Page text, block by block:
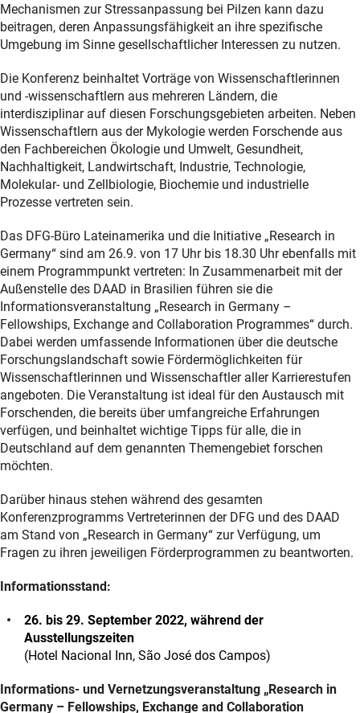
Mechanismen zur Stressanpassung bei Pilzen kann dazu
beitragen, deren Anpassungsfähigkeit an ihre spezifische
Umgebung im Sinne gesellschaftlicher Interessen zu nutzen.
Die Konferenz beinhaltet Vorträge von Wissenschaftlerinnen
und -wissenschaftlern aus mehreren Ländern, die
interdisziplinar auf diesen Forschungsgebieten arbeiten. Neben
Wissenschaftlern aus der Mykologie werden Forschende aus
den Fachbereichen Ökologie und Umwelt, Gesundheit,
Nachhaltigkeit, Landwirtschaft, Industrie, Technologie,
Molekular- und Zellbiologie, Biochemie und industrielle
Prozesse vertreten sein.
Das DFG-Büro Lateinamerika und die Initiative „Research in
Germany“ sind am 26.9. von 17 Uhr bis 18.30 Uhr ebenfalls mit
einem Programmpunkt vertreten: In Zusammenarbeit mit der
Außenstelle des DAAD in Brasilien führen sie die
Informationsveranstaltung „Research in Germany –
Fellowships, Exchange and Collaboration Programmes“ durch.
Dabei werden umfassende Informationen über die deutsche
Forschungslandschaft sowie Fördermöglichkeiten für
Wissenschaftlerinnen und Wissenschaftler aller Karrierestufen
angeboten. Die Veranstaltung ist ideal für den Austausch mit
Forschenden, die bereits über umfangreiche Erfahrungen
verfügen, und beinhaltet wichtige Tipps für alle, die in
Deutschland auf dem genannten Themengebiet forschen
möchten.
Darüber hinaus stehen während des gesamten
Konferenzprogramms Vertreterinnen der DFG und des DAAD
am Stand von „Research in Germany“ zur Verfügung, um
Fragen zu ihren jeweiligen Förderprogrammen zu beantworten.
Informationsstand:
26. bis 29. September 2022, während der
Ausstellungszeiten
(Hotel Nacional Inn, São José dos Campos)
Informations- und Vernetzungsveranstaltung „Research in
Germany – Fellowships, Exchange and Collaboration